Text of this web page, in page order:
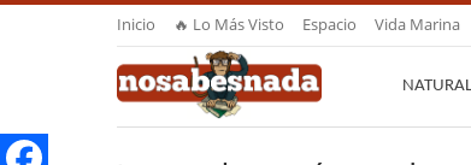
Inicio 🔥 Lo Más Visto Espacio Vida Marina